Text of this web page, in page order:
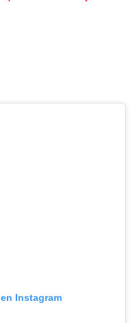
Instagram